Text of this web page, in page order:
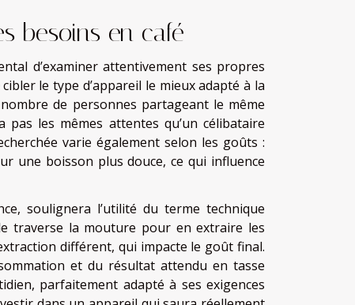
besoins en café
d’examiner attentivement ses propres
le type d’appareil le mieux adapté à la
de personnes partageant le même
les mêmes attentes qu’un célibataire
varie également selon les goûts :
une boisson plus douce, ce qui influence
soulignera l’utilité du terme technique
traverse la mouture pour en extraire les
différent, qui impacte le goût final.
et du résultat attendu en tasse
parfaitement adapté à ses exigences